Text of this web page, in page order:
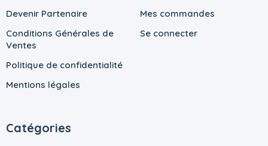
Devenir Partenaire
Conditions Générales de
Ventes
Politique de confidentialité
Mentions légales
Mes commandes
Se connecter
Catégories